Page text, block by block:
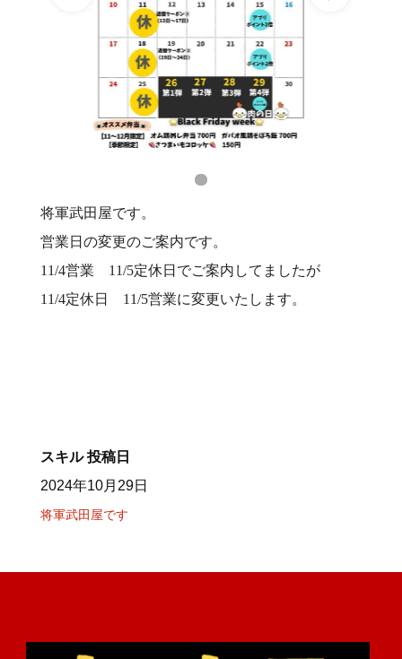
将軍武田屋です。
営業日の変更のご案内です。
11/4営業 11/5定休日でご案内してましたが
11/4定休日 11/5営業に変更いたします。
スキル 投稿日
2024年10月29日
将軍武田屋です